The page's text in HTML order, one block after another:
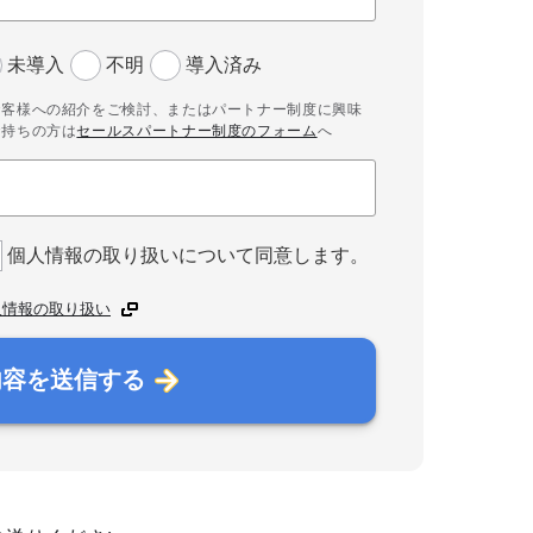
未導入 不明 導入済み
様への紹介をご検討、またはパートナー制度に興味
ちの方はセールスパートナー制度のフォームへ
個人情報の取り扱いについて同意します。
報の取り扱い
を送信する